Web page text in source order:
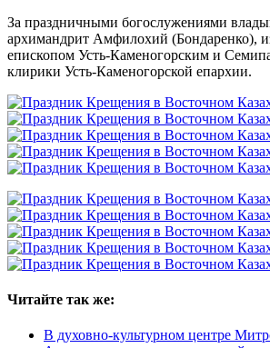
За праздничными богослужениями
архимандрит Амфилохий (Бондаренко),
епископом Усть-Каменогорским и
клирики Усть-Каменогорской епархии.
Читайте так же:
В духовно-культурном центре